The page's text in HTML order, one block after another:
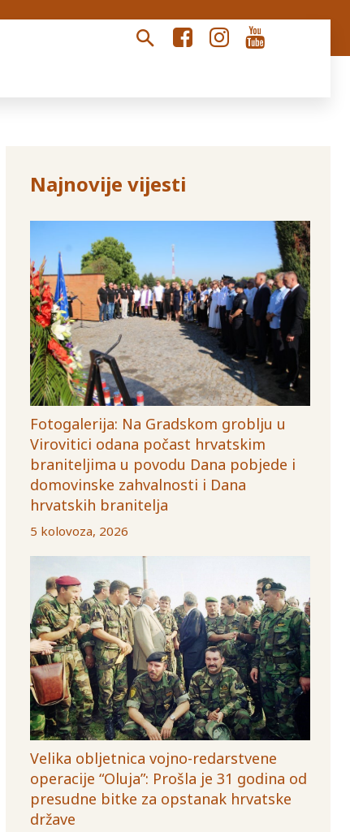
Najnovije vijesti
Fotogalerija: Na Gradskom groblju u
Virovitici odana počast hrvatskim
braniteljima u povodu Dana pobjede i
domovinske zahvalnosti i Dana
hrvatskih branitelja
5 kolovoza, 2026
Velika obljetnica vojno-redarstvene
operacije “Oluja”: Prošla je 31 godina od
presudne bitke za opstanak hrvatske
države